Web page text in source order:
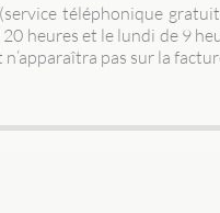
(service téléphonique
heures et le lundi de 9
pas sur la